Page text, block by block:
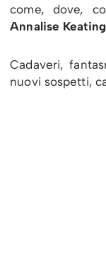
come, dove,
Annalise Keating
Cadaveri,
nuovi sospetti,